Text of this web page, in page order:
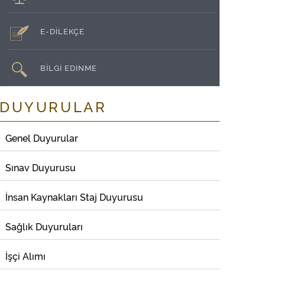
E-DİLEKÇE
BİLGİ EDİNME
DUYURULAR
Genel Duyurular
Sınav Duyurusu
İnsan Kaynakları Staj Duyurusu
Sağlık Duyuruları
İşçi Alımı